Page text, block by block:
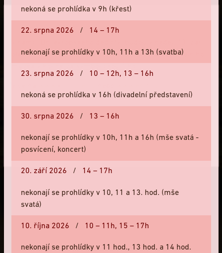
otevřeny objekty Bartolomějského návrší a Regionálního
Zavřít
nekoná se prohlídka v 9h (křest)
22. srpna 2026 / 14 – 17h
nekonají se prohlídky v 10h, 11h a 13h (svatba)
23. srpna 2026 / 10 – 12h, 13 – 16h
nekoná se prohlídka v 16h (divadelní představení)
30. srpna 2026 / 13 – 16h
nekonají se prohlídky v 10h, 11h a 16h (mše svatá -
posvícení, koncert)
20. září 2026 / 14 – 17h
nekonají se prohlídky v 10, 11 a 13. hod. (mše
svatá)
10. října 2026 / 10 – 11h, 15 – 17h
nekonají se prohlídky v 11 hod., 13 hod. a 14 hod.
PROVOZOVATEL
Regionální muzeum v Kolíně
Brandlova 27
280 02 Kolín
e-mail:info@bartolomejskenavrsi.cz
NÁVŠTĚVNÍ A PROVOZNÍ ŘÁD
NAVŠTIVTE STRÁNKY
Edukační programy pro základní a střední školy